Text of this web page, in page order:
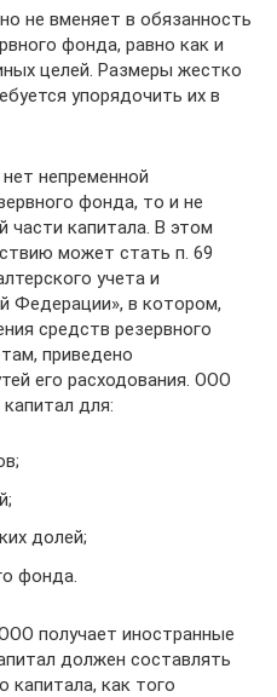
не вменяет в обязанность
фонда, равно как и
целей. Размеры жестко
упорядочить их в
непременной
фонда, то и не
части капитала. В этом
может стать п. 69
учета и
Федерации», в котором,
средств резервного
приведено
его расходования. ООО
для:
долей;
фонда.
получает иностранные
должен составлять
капитала, как того